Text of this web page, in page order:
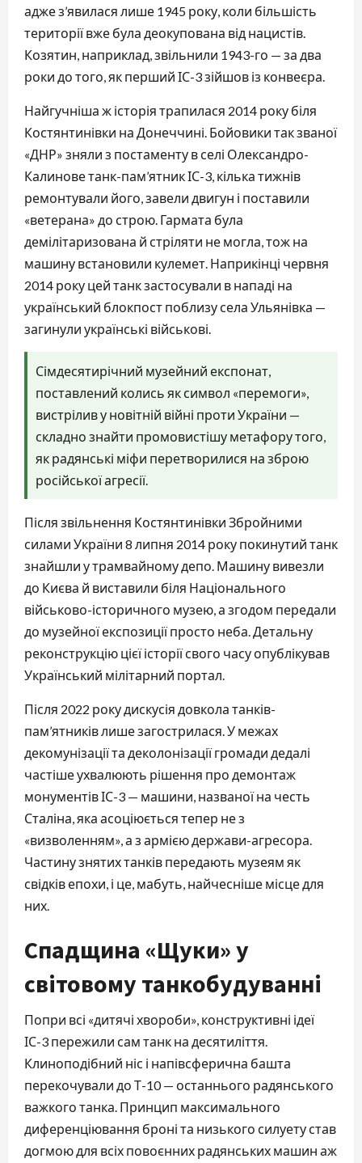
адже з’явилася лише 1945 року, коли більшість
території вже була деокупована від нацистів.
Козятин, наприклад, звільнили 1943-го — за два
роки до того, як перший ІС-3 зійшов із конвеєра.
Найгучніша ж історія трапилася 2014 року біля
Костянтинівки на Донеччині. Бойовики так званої
«ДНР» зняли з постаменту в селі Олександро-
Калинове танк-пам’ятник ІС-3, кілька тижнів
ремонтували його, завели двигун і поставили
«ветерана» до строю. Гармата була
демілітаризована й стріляти не могла, тож на
машину встановили кулемет. Наприкінці червня
2014 року цей танк застосували в нападі на
український блокпост поблизу села Ульянівка —
загинули українські військові.
Сімдесятирічний музейний експонат,
поставлений колись як символ «перемоги»,
вистрілив у новітній війні проти України —
складно знайти промовистішу метафору того,
як радянські міфи перетворилися на зброю
російської агресії.
Після звільнення Костянтинівки Збройними
силами України 8 липня 2014 року покинутий танк
знайшли у трамвайному депо. Машину вивезли
до Києва й виставили біля Національного
військово-історичного музею, а згодом передали
до музейної експозиції просто неба. Детальну
реконструкцію цієї історії свого часу опублікував
Український мілітарний портал.
Після 2022 року дискусія довкола танків-
пам’ятників лише загострилася. У межах
декомунізації та деколонізації громади дедалі
частіше ухвалюють рішення про демонтаж
монументів ІС-3 — машини, названої на честь
Сталіна, яка асоціюється тепер не з
«визволенням», а з армією держави-агресора.
Частину знятих танків передають музеям як
свідків епохи, і це, мабуть, найчесніше місце для
них.
Спадщина «Щуки» у
світовому танкобудуванні
Попри всі «дитячі хвороби», конструктивні ідеї
ІС-3 пережили сам танк на десятиліття.
Клиноподібний ніс і напівсферична башта
перекочували до Т-10 — останнього радянського
важкого танка. Принцип максимального
диференціювання броні та низького силуету став
догмою для всіх повоєнних радянських машин аж